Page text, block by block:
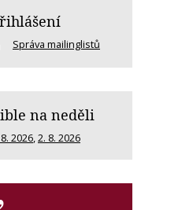
Správa mailinglistů
na neděli
2026 2. 8. 2026